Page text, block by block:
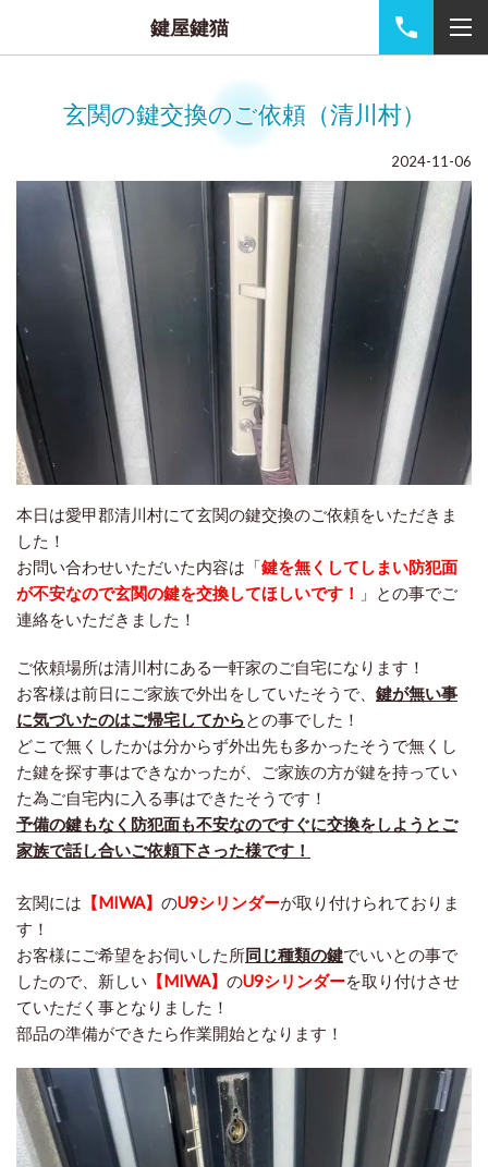
鍵屋鍵猫
玄関の鍵交換のご依頼（清川村）
2024-11-06
本日は愛甲郡清川村にて玄関の鍵交換のご依頼をいただきま
した！
お問い合わせいただいた内容は「鍵を無くしてしまい防犯面
が不安なので玄関の鍵を交換してほしいです！
」との事でご
連絡をいただきました！
ご依頼場所は清川村にある一軒家のご自宅になります！
お客様は前日にご家族で外出をしていたそうで、 鍵が無い事
に気づいたのはご帰宅してからとの事でした！
どこで無くしたかは分からず外出先も多かったそうで無くし
た鍵を探す事はできなかったが、ご家族の方が鍵を持ってい
た為ご自宅内に入る事はできたそうです！
予備の鍵もなく防犯面も不安なのですぐに交換をしようとご
家族で話し合いご依頼下さった様です！
玄関には 【MIWA】 のU9シリンダーが取り付けられておりま
す！
お客様にご希望をお伺いした所同じ種類の鍵でいいとの事で
したので、新しい 【MIWA】 のU9シリンダーを取り付けさせ
ていただく事となりました！
​部品の準備ができたら作業開始となります！